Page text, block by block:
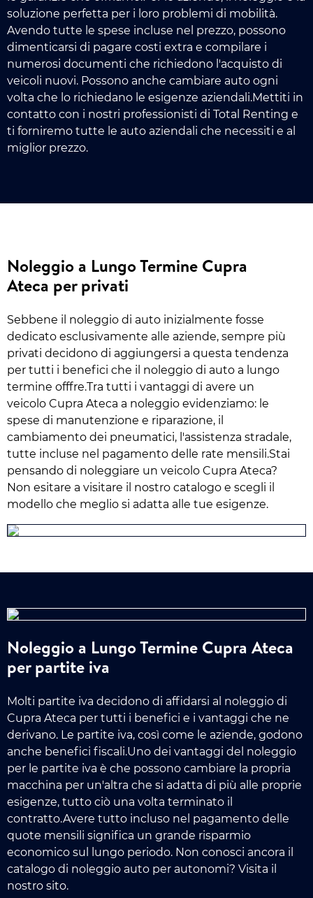
soluzione perfetta per i loro problemi di mobilità.
Avendo tutte le spese incluse nel prezzo, possono
dimenticarsi di pagare costi extra e compilare i
numerosi documenti che richiedono l'acquisto di
veicoli nuovi. Possono anche cambiare auto ogni
volta che lo richiedano le esigenze aziendali.Mettiti in
contatto con i nostri professionisti di Total Renting e
ti forniremo tutte le auto aziendali che necessiti e al
miglior prezzo.
Noleggio a Lungo Termine Cupra
Ateca per privati
Sebbene il noleggio di auto inizialmente fosse
dedicato esclusivamente alle aziende, sempre più
privati decidono di aggiungersi a questa tendenza
per tutti i benefici che il noleggio di auto a lungo
termine offfre.Tra tutti i vantaggi di avere un
veicolo Cupra Ateca a noleggio evidenziamo: le
spese di manutenzione e riparazione, il
cambiamento dei pneumatici, l'assistenza stradale,
tutte incluse nel pagamento delle rate mensili.Stai
pensando di noleggiare un veicolo Cupra Ateca?
Non esitare a visitare il nostro catalogo e scegli il
modello che meglio si adatta alle tue esigenze.
Noleggio a Lungo Termine Cupra Ateca
per partite iva
Molti partite iva decidono di affidarsi al noleggio di
Cupra Ateca per tutti i benefici e i vantaggi che ne
derivano. Le partite iva, così come le aziende, godono
anche benefici fiscali.Uno dei vantaggi del noleggio
per le partite iva è che possono cambiare la propria
macchina per un'altra che si adatta di più alle proprie
esigenze, tutto ciò una volta terminato il
contratto.Avere tutto incluso nel pagamento delle
quote mensili significa un grande risparmio
economico sul lungo periodo. Non conosci ancora il
catalogo di noleggio auto per autonomi? Visita il
nostro sito.